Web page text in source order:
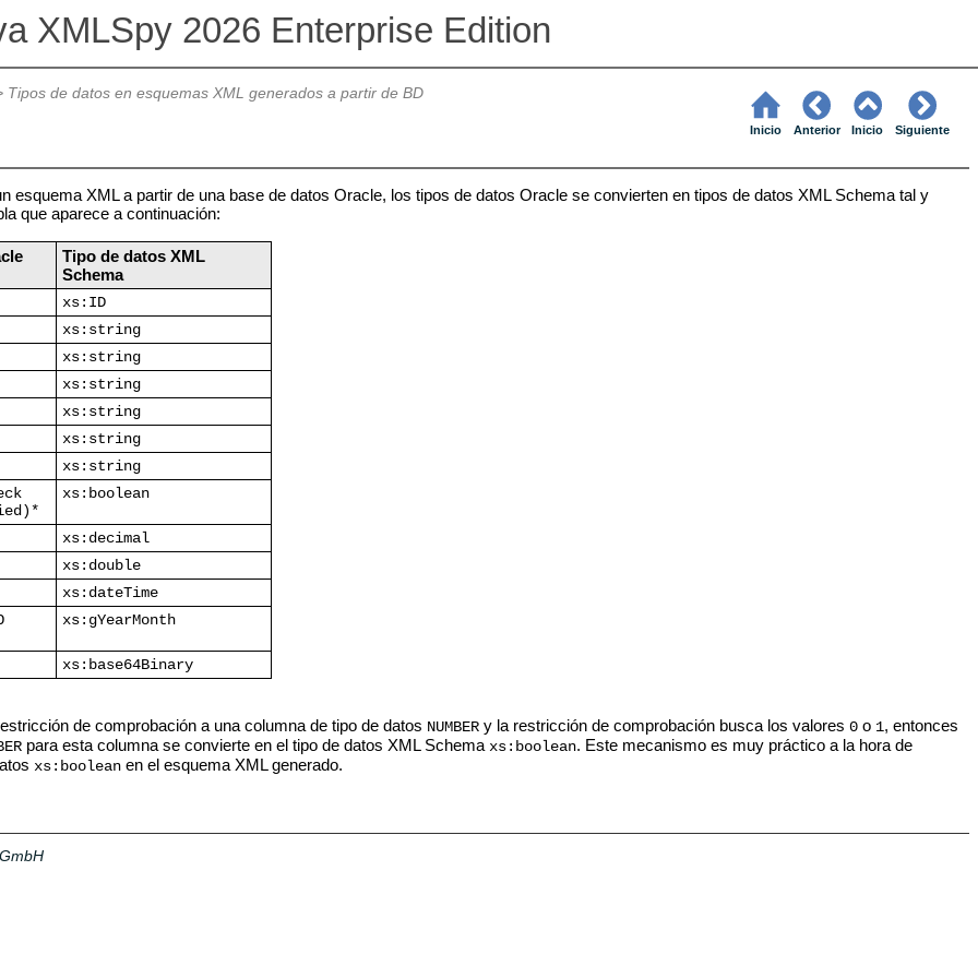
XMLSpy 2026 Enterprise Edition
Tipos de datos en esquemas XML generados a partir de BD
Inicio Anterior Inicio Siguiente
esquema XML a partir de una base de datos Oracle, los tipos de datos Oracle se convierten en tipos de datos XML Schema tal y
que aparece a continuación:
Tipo de datos XML
Schema
xs:ID
xs:string
xs:string
xs:string
xs:string
xs:string
xs:string
xs:boolean
xs:decimal
xs:double
xs:dateTime
xs:gYearMonth
xs:base64Binary
de comprobación a una columna de tipo de datos NUMBERy la restricción de comprobación busca los valores 0o 1, entonces
para esta columna se convierte en el tipo de datos XML Schema xs:boolean. Este mecanismo es muy práctico a la hora de
xs:booleanen el esquema XML generado.